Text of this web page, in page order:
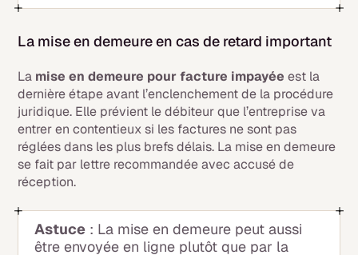
La mise en demeure en cas de retard important
La mise en demeure pour facture impayée est la
dernière étape avant l’enclenchement de la procédure
juridique. Elle prévient le débiteur que l’entreprise va
entrer en contentieux si les factures ne sont pas
réglées dans les plus brefs délais. La mise en demeure
se fait par lettre recommandée avec accusé de
réception.
Astuce : La mise en demeure peut aussi
être envoyée en ligne plutôt que par la